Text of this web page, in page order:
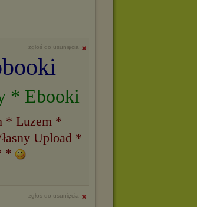
zgłoś do usunięcia
* Ebooki
* Luzem *
Upload *
*
zgłoś do usunięcia